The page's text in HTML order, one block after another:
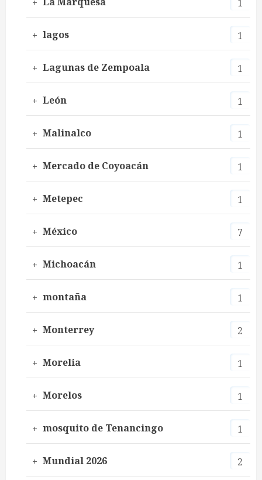
1
lagos 1
Lagunas de Zempoala 1
León 1
Malinalco 1
Mercado de Coyoacán 1
Metepec 1
México 7
Michoacán 1
montaña 1
Monterrey 2
Morelia 1
Morelos 1
mosquito de Tenancingo 1
Mundial 2026 2